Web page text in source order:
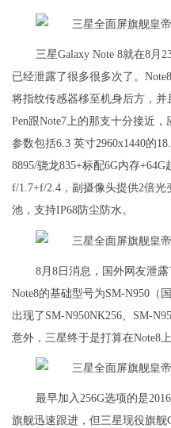
三星Galaxy Note 8就在8月
已经泄露了很多很多次了。
将指纹传感器移至机身后方，
Pen跟Note7上的那支十分接近
参数包括6.3 英寸2960x1440的
8895/骁龙835+标配6G内存+64G
f/1.7+f/2.4，副摄像头提供2倍光
池，支持IP68防尘防水。
8月8日消息，国外网友泄露
Note8的基础型号为SM-N950（
出现了SM-N950NK256、SM-
意外，三星终于是打算在Note8
最早加入256G选项的是
旗舰迅速跟进，但三星现役旗舰